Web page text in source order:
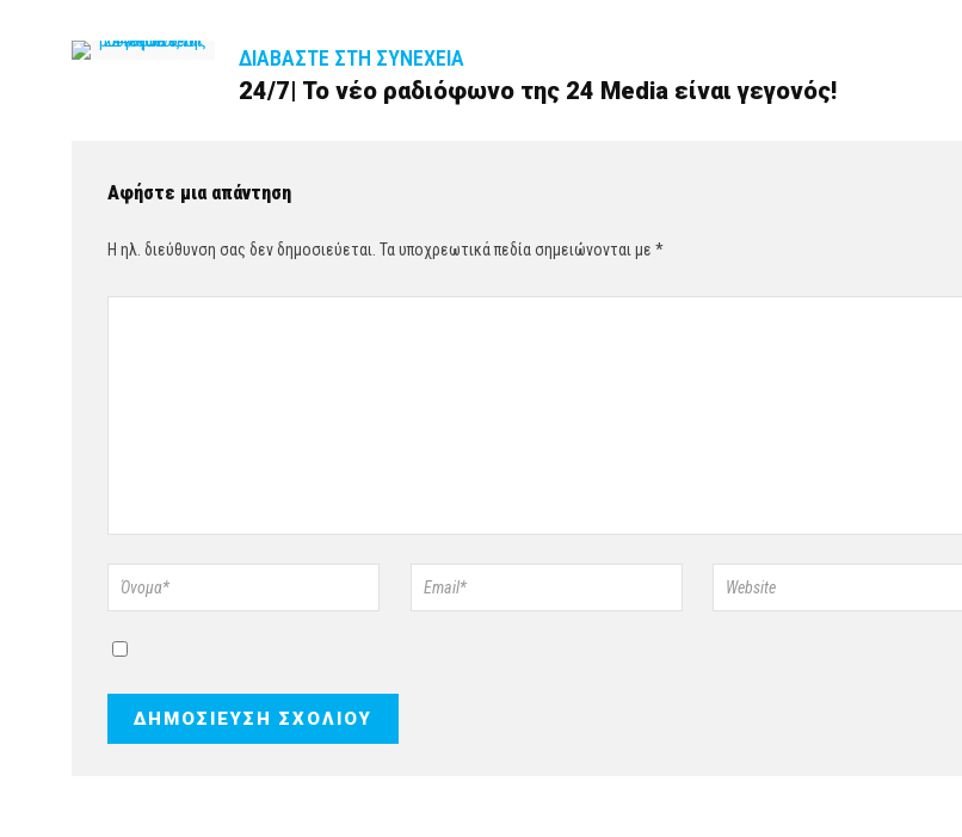
ΔΙΑΒΆΣΤΕ ΣΤΗ ΣΥΝΈΧΕΙΑ
24/7| Το νέο ραδιόφωνο της 24 Media είναι γεγονός!
Αφήστε μια απάντηση
Η ηλ. διεύθυνση σας δεν δημοσιεύεται. Τα υποχρεωτικά πεδία σημειώνονται με *